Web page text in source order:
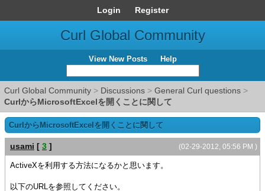
Login Register
Curl Global Community
View New Posts Help
Curl Global Community > Discussions > General Curl questions >
CurlからMicrosoftExcelを開くことに関して
CurlからMicrosoftExcelを開くことに関して
(02-29-2012, 05:56 PM )
usami [ 3 ]
ActiveXを利用する方法になるかと思います。
以下のURLを参照してください。